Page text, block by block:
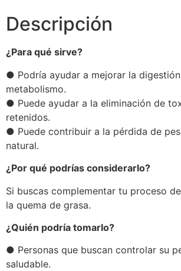
Descripción
¿Para qué sirve?
● Podría ayudar a mejorar la
metabolismo.
● Puede ayudar a la eliminación de
retenidos.
● Puede contribuir a la pérdida de
natural.
¿Por qué podrías considerarlo?
Si buscas complementar tu proceso
la quema de grasa.
¿Quién podría tomarlo?
● Personas que buscan controlar su
saludable.